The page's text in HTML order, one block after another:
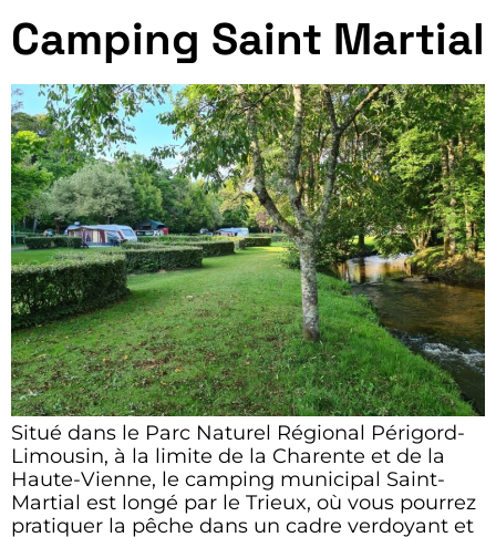
Camping Saint Martial
Situé dans le Parc Naturel Régional Périgord-
Limousin, à la limite de la Charente et de la
Haute-Vienne, le camping municipal Saint-
Martial est longé par le Trieux, où vous pourrez
pratiquer la pêche dans un cadre verdoyant et